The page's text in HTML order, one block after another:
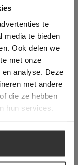
te
media te bieden
Ook delen we
met onze
analyse. Deze
met andere
die ze hebben
hun services.
is no
website
om de
Door
geeft u
in
Lees